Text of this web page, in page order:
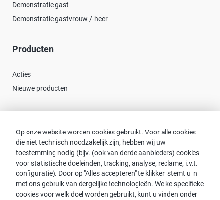
Op onze website worden cookies gebruikt. Voor alle cookies
die niet technisch noodzakelijk zijn, hebben wij uw
toestemming nodig (bijv. (ook van derde aanbieders) cookies
voor statistische doeleinden, tracking, analyse, reclame, i.v.t.
configuratie). Door op "Alles accepteren" te klikken stemt u in
met ons gebruik van dergelijke technologieën. Welke specifieke
cookies voor welk doel worden gebruikt, kunt u vinden onder
Demonstratie gast
Demonstratie gastvrouw /-heer
Producten
Acties
Nieuwe producten
Consulent zoeken
Contact met proWIN
Service-FAQ